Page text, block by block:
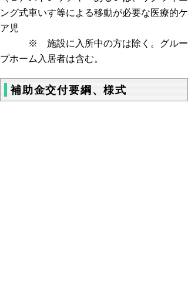
ング式車いす等による移動が必要な医療的ケ
ア児
※ 施設に入所中の方は除く。グルー
プホーム入居者は含む。
補助金交付要綱、様式